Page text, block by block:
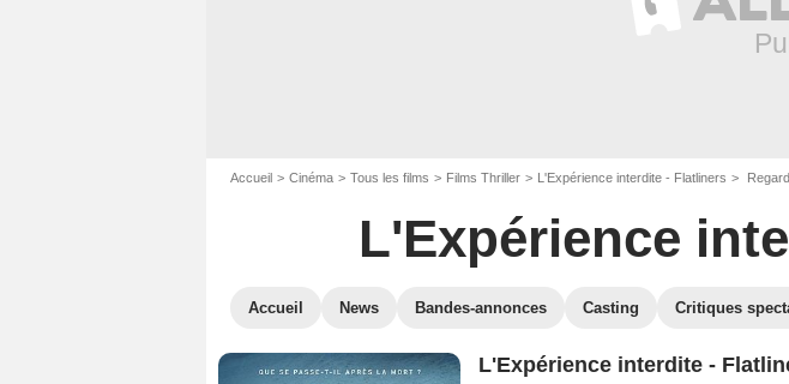
Accueil Cinéma Tous les films Films Thriller L'Expérience interdite - Flatliners
L'Expérience
Accueil News Bandes-annonces Casting Critiques
L'Expérience interdite -